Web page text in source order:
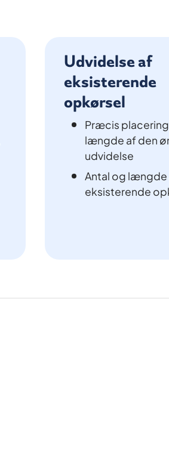
Udvidelse af
eksisterende
opkørsel
Præcis
længde af den
udvidelse
Antal og
eksisterende